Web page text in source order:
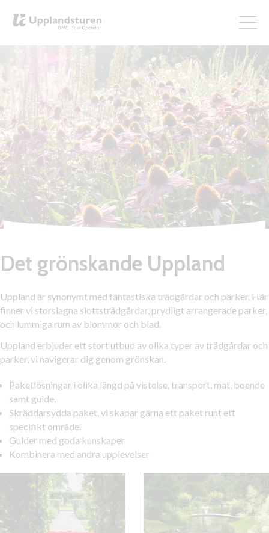
Det grönskande Uppland
Uppland är synonymt med fantastiska trädgårdar och parker. Här
finner vi storslagna slottsträdgårdar, prydligt arrangerade parker,
och lummiga rum av blommor och blad.
Uppland erbjuder ett stort utbud av olika typer av trädgårdar och
parker, vi navigerar dig genom grönskan.
Paketlösningar i olika längd på vistelse, transport, mat, boende
samt guide.
Skräddarsydda paket, vi skapar gärna ett paket runt ett
specifikt område.
Guider med goda kunskaper
Kombinera med andra upplevelser